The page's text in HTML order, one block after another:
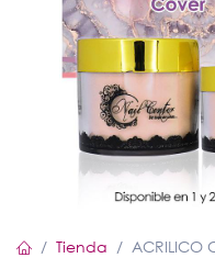
Tienda ACRILICO